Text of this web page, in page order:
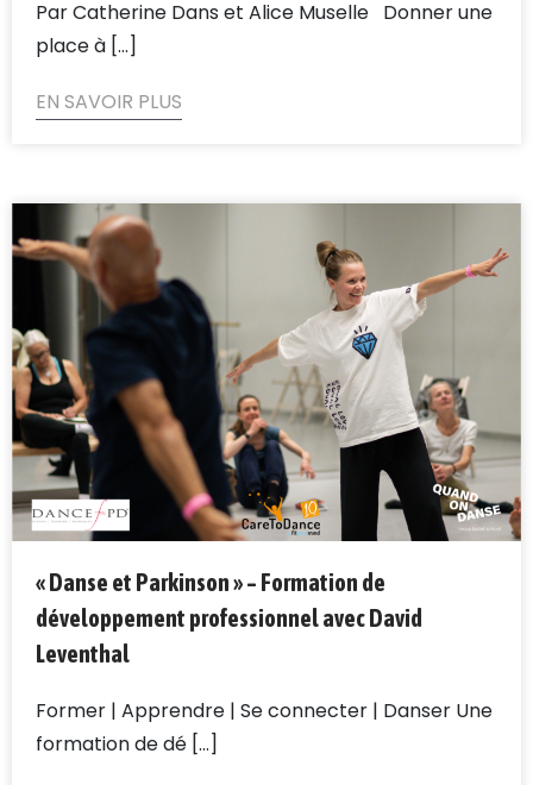
Par Catherine Dans et Alice Muselle Donner une
place à [...]
EN SAVOIR PLUS
« Danse et Parkinson » – Formation de
développement professionnel avec David
Leventhal
Former | Apprendre | Se connecter | Danser Une
formation de dé [...]